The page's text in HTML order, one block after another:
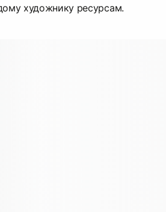
художнику ресурсам.